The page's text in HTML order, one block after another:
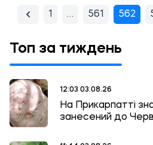
1 … 561 562
Топ за тиждень
12:03 03.08.26
На Прикарпатті
занесений до